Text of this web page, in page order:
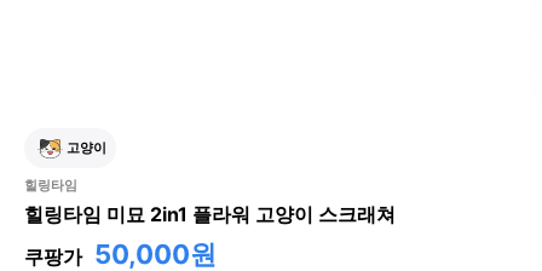
고양이
힐링타임
힐링타임 미묘 2in1 플라워 고양이 스크래쳐
쿠팡가 50,000원